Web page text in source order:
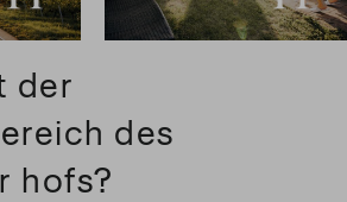
der
des
hofs?